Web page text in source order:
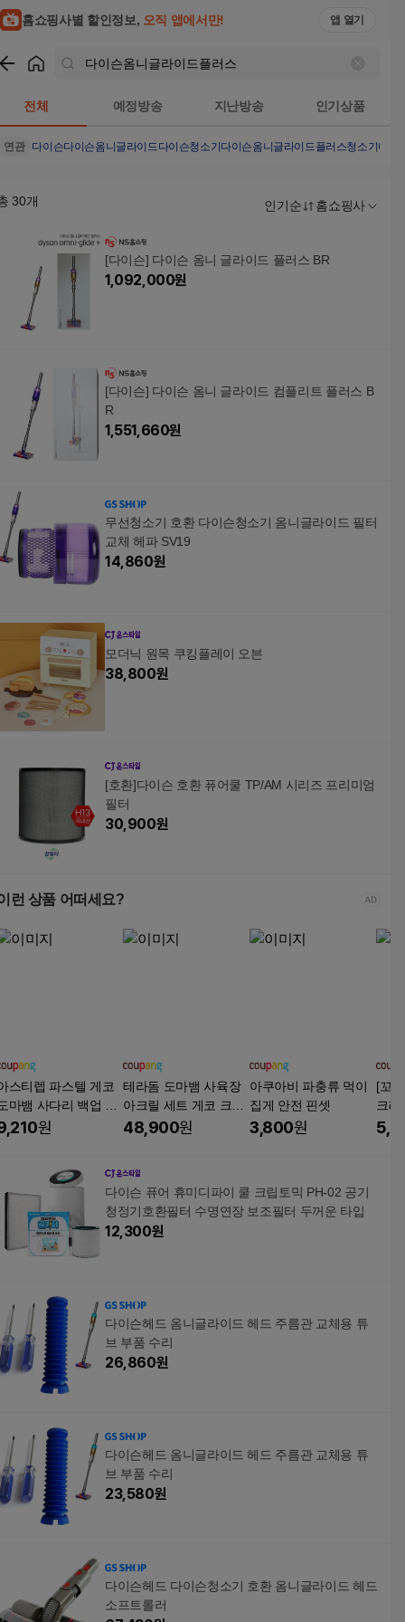
홈쇼핑사별 할인정보, 오직 앱에서만! 앱 열기
전체 예정방송 지난방송 인기상품
연관 다이슨다이슨옴니글라이드다이슨청소기 다이슨옴니글라이드플러스청소기 다이
30개 인기순 홈쇼핑사
[다이슨] 다이슨 옴니 글라이드 플러스 BR
1,092,000원
[다이슨] 다이슨 옴니 글라이드 컴플리트 플러스 B
R
1,551,660원
무선청소기 호환 다이슨청소기 옴니글라이드 필터
교체 헤파 SV19
14,860원
모더닉 원목 쿠킹플레이 오븐
38,800원
[호환]다이슨 호환 퓨어쿨 TP/AM 시리즈 프리미엄
필터
30,900원
런 상품 어떠세요?
스티렙 파스텔 게코
마뱀 사다리 백업 출
다리 파충류 놀이터
원
테라돔 도마뱀 사육장
아크릴 세트 게코 크레
은신처 파충류 토템하
48,900원
아쿠아비 파충류 먹이
집게 안전 핀셋
3,800원
[꼬
크레
실리
다이슨 퓨어 휴미디파이 쿨 크립토믹 PH-02 공기
청정기호환필터 수명연장 보조필터 두꺼운 타입
12,300원
다이슨헤드 옴니글라이드 헤드 주름관 교체용 튜
브 부품 수리
26,860원
다이슨헤드 옴니글라이드 헤드 주름관 교체용 튜
브 부품 수리
23,580원
다이슨헤드 다이슨청소기 호환 옴니글라이드 헤드
소프트롤러